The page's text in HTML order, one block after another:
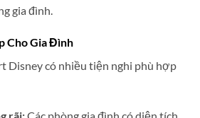
gia đình.
Cho Gia Đình
Disney có nhiều tiện nghi phù hợp